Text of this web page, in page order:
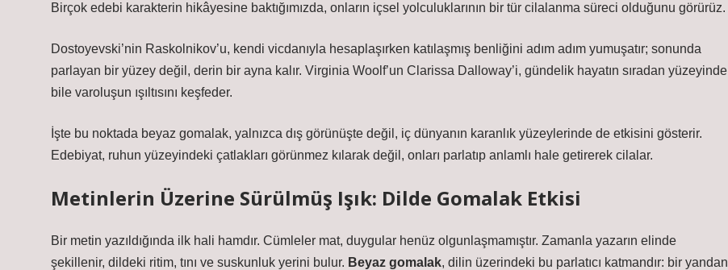
Birçok edebi karakterin hikâyesine baktığımızda, onların içsel yolculuklarının bir tür cilalanma süreci olduğunu görürüz.
Dostoyevski’nin Raskolnikov’u, kendi vicdanıyla hesaplaşırken katılaşmış benliğini adım adım yumuşatır; sonunda
parlayan bir yüzey değil, derin bir ayna kalır. Virginia Woolf’un Clarissa Dalloway’i, gündelik hayatın sıradan yüzeyinde
bile varoluşun ışıltısını keşfeder.
İşte bu noktada beyaz gomalak, yalnızca dış görünüşte değil, iç dünyanın karanlık yüzeylerinde de etkisini gösterir.
Edebiyat, ruhun yüzeyindeki çatlakları görünmez kılarak değil, onları parlatıp anlamlı hale getirerek cilalar.
Metinlerin Üzerine Sürülmüş Işık: Dilde Gomalak Etkisi
Bir metin yazıldığında ilk hali hamdır. Cümleler mat, duygular henüz olgunlaşmamıştır. Zamanla yazarın elinde
şekillenir, dildeki ritim, tını ve suskunluk yerini bulur. Beyaz gomalak, dilin üzerindeki bu parlatıcı katmandır: bir yandan